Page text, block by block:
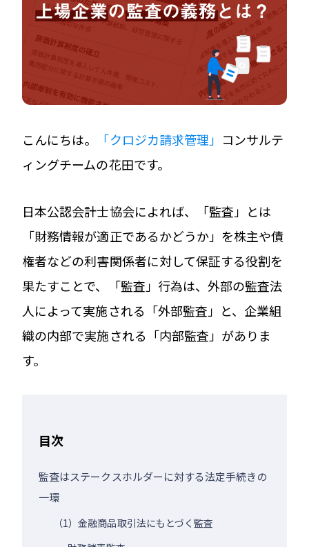
こんにちは。 「クロジカ請求管理」 コンサルテ
ィングチームの花田です。
日本公認会計士協会によれば、「監査」とは
「財務情報が適正であるかどうか」を株主や債
権者などの利害関係者に対して保証する役割を
果たすことで、「監査」行為は、外部の監査法
人によって実施される「外部監査」と、企業組
織の内部で実施される「内部監査」がありま
す。
目次
監査はステークスホルダーに対する法定手続きの
一環
（1）金融商品取引法にもとづく監査